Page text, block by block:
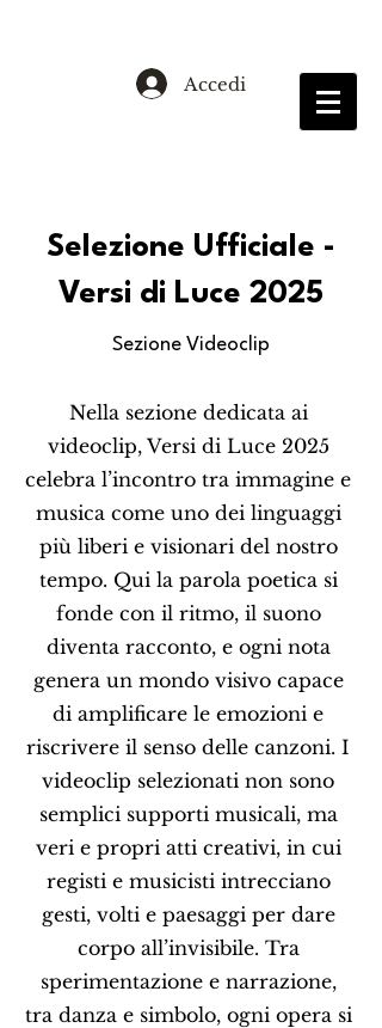
Accedi
Selezione Ufficiale -
Versi di Luce 2025
Sezione Videoclip
Nella sezione dedicata ai
videoclip, Versi di Luce 2025
celebra l’incontro tra immagine e
musica come uno dei linguaggi
più liberi e visionari del nostro
tempo. Qui la parola poetica si
fonde con il ritmo, il suono
diventa racconto, e ogni nota
genera un mondo visivo capace
di amplificare le emozioni e
riscrivere il senso delle canzoni. I
videoclip selezionati non sono
semplici supporti musicali, ma
veri e propri atti creativi, in cui
registi e musicisti intrecciano
gesti, volti e paesaggi per dare
corpo all’invisibile. Tra
sperimentazione e narrazione,
tra danza e simbolo, ogni opera si